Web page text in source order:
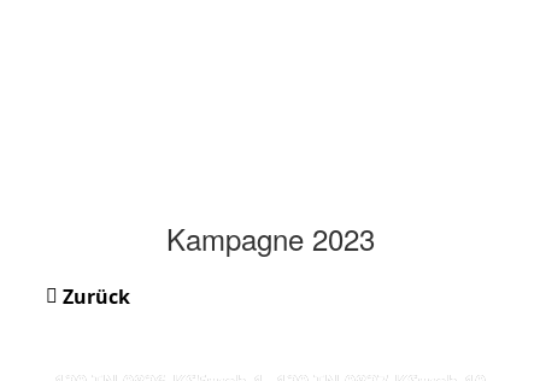
Kampagne 2023
Zurück